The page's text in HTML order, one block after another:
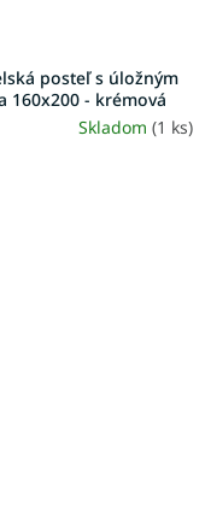
posteľ s úložným
160x200 - krémová
Skladom (1 ks)